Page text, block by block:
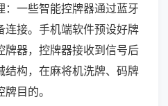
：一些智能控牌器通过蓝牙
连接。手机端软件预设好牌
牌器，控牌器接收到信号后
结构，在麻将机洗牌、码牌
目的。